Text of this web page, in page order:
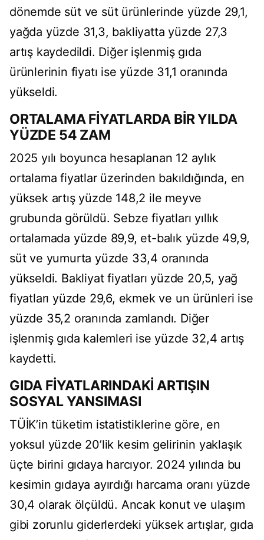
dönemde süt ve süt ürünlerinde yüzde 29,1,
yağda yüzde 31,3, bakliyatta yüzde 27,3
artış kaydedildi. Diğer işlenmiş gıda
ürünlerinin fiyatı ise yüzde 31,1 oranında
yükseldi.
ORTALAMA FİYATLARDA BİR YILDA
YÜZDE 54 ZAM
2025 yılı boyunca hesaplanan 12 aylık
ortalama fiyatlar üzerinden bakıldığında, en
yüksek artış yüzde 148,2 ile meyve
grubunda görüldü. Sebze fiyatları yıllık
ortalamada yüzde 89,9, et-balık yüzde 49,9,
süt ve yumurta yüzde 33,4 oranında
yükseldi. Bakliyat fiyatları yüzde 20,5, yağ
fiyatları yüzde 29,6, ekmek ve un ürünleri ise
yüzde 35,2 oranında zamlandı. Diğer
işlenmiş gıda kalemleri ise yüzde 32,4 artış
kaydetti.
GIDA FİYATLARINDAKİ ARTIŞIN
SOSYAL YANSIMASI
TÜİK’in tüketim istatistiklerine göre, en
yoksul yüzde 20’lik kesim gelirinin yaklaşık
üçte birini gıdaya harcıyor. 2024 yılında bu
kesimin gıdaya ayırdığı harcama oranı yüzde
30,4 olarak ölçüldü. Ancak konut ve ulaşım
gibi zorunlu giderlerdeki yüksek artışlar, gıda